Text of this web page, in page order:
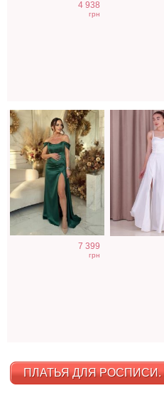
4 938
грн
нарядное
7 399
грн
на
ПЛАТЬЯ ДЛЯ РОСПИСИ.